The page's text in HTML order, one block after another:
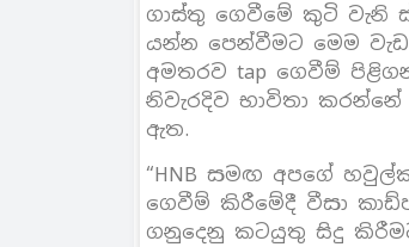
ගාස්තු ගෙවීමේ කුටි වැනි
යන්න පෙන්වීමට මෙම
අමතරව tap ගෙවීම්
නිවැරදිව භාවිතා
ඇත.
“HNB සමඟ අපගේ
ගෙවීම් කිරීමේදී වීසා
ගනුදෙනු කටයුතු සිදු